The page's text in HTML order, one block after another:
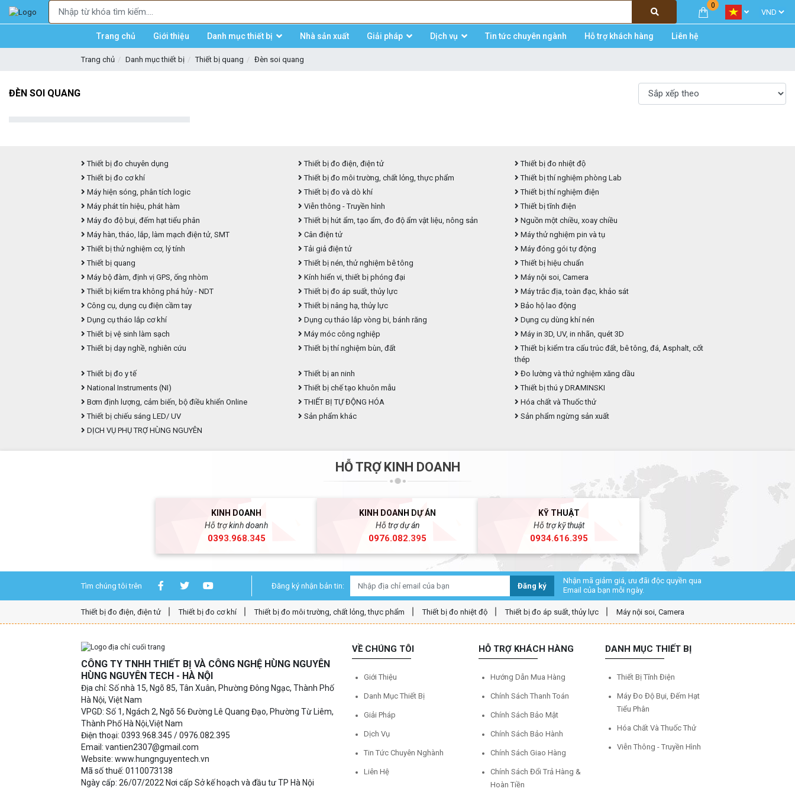
0
Trang chủ Giới thiệu Danh mục thiết bị Nhà sản xuất Giải pháp Dịch vụ Tin tức chuyên ngành Hỗ trợ khách hàng Liên hệ
Trang chủ Danh mục thiết bị Thiết bị quang Đèn soi quang
ĐÈN SOI QUANG
Thiết bị đo chuyên dụng Thiết bị đo điện, điện tử
Thiết bị đo nhiệt độ
Thiết bị đo cơ khí
Thiết bị đo môi trường, chất lỏng, thực phẩm
Thiết bị thí nghiệm phòng Lab
Máy hiện sóng, phân tích logic
Thiết bị đo và dò khí
Thiết bị thí nghiệm điện
Máy phát tín hiệu, phát hàm
Viễn thông - Truyền hình
Thiết bị tĩnh điện
Máy đo độ bụi, đếm hạt tiểu phân
Thiết bị hút ẩm, tạo ẩm, đo độ ẩm vật liệu, nông sản
Nguồn một chiều, xoay chiều
Máy hàn, tháo, lắp, làm mạch điện tử, SMT
Cân điện tử
Máy thử nghiệm pin và tụ
Thiết bị thử nghiệm cơ, lý tính
Tải giả điện tử
Máy đóng gói tự động
Thiết bị quang
Thiết bị nén, thử nghiệm bê tông
Thiết bị hiệu chuẩn
Máy bộ đàm, định vị GPS, ống nhòm
Kính hiển vi, thiết bị phóng đại
Máy nội soi, Camera
Thiết bị kiểm tra không phá hủy - NDT
Thiết bị đo áp suất, thủy lực
Máy trắc địa, toàn đạc, khảo sát
Công cụ, dụng cụ điện cầm tay
Thiết bị nâng hạ, thủy lực
Bảo hộ lao động
Dụng cụ tháo lắp cơ khí
Dụng cụ tháo lắp vòng bi, bánh răng
Dụng cụ dùng khí nén
Thiết bị vệ sinh làm sạch
Máy móc công nghiệp
Máy in 3D, UV, in nhãn, quét 3D
Thiết bị dạy nghề, nghiên cứu
Thiết bị thí nghiệm bùn, đất
Thiết bị kiểm tra cấu trúc đất, bê tông, đá, Asphalt, cốt
thép
Thiết bị đo y tế
Thiết bị an ninh
Đo lường và thử nghiệm xăng dầu
National Instruments (NI)
Thiết bị chế tạo khuôn mẫu
Thiết bị thú y DRAMINSKI
Bơm định lượng, cảm biến, bộ điều khiển Online
THIẾT BỊ TỰ ĐỘNG HÓA
Hóa chất và Thuốc thử
Thiết bị chiếu sáng LED/ UV
Sản phẩm khác
Sản phẩm ngừng sản xuất
DỊCH VỤ PHỤ TRỢ HÙNG NGUYÊN
HỖ TRỢ KINH DOANH
KINH DOANH
Hỗ trợ kinh doanh
0393.968.345
KINH DOANH DỰ ÁN
Hỗ trợ dự án
0976.082.395
KỸ THUẬT
Hỗ trợ kỹ thuật
0934.616.395
Tìm chúng tôi trên Đăng ký nhận bản tin: Đăng ký
Nhận mã giảm giá, ưu đãi độc quyền qua
Email của bạn mỗi ngày.
Thiết bị đo điện, điện tử Thiết bị đo cơ khí Thiết bị đo môi trường, chất lỏng, thực phẩm Thiết bị đo nhiệt độ Thiết bị đo áp suất, thủy lực Máy nội soi, Camera
CÔNG TY TNHH THIẾT BỊ VÀ CÔNG NGHỆ HÙNG NGUYÊN
HÙNG NGUYÊN TECH - HÀ NỘI
Địa chỉ: Số nhà 15, Ngõ 85, Tân Xuân, Phường Đông Ngạc, Thành Phố
Hà Nội, Việt Nam
VPGD: Số 1, Ngách 2, Ngõ 56 Đường Lê Quang Đạo, Phường Từ Liêm,
Thành Phố Hà Nội,Việt Nam
Điện thoại: 0393.968.345 / 0976.082.395
Email: vantien2307@gmail.com
Website: www.hungnguyentech.vn
Mã số thuế: 0110073138
Ngày cấp: 26/07/2022 Nơi cấp Sở kế hoạch và đầu tư TP Hà Nội
VỀ CHÚNG TÔI
Giới Thiệu
Danh Mục Thiết Bị
Giải Pháp
Dịch Vụ
Tin Tức Chuyên Nghành
Liên Hệ
HỖ TRỢ KHÁCH HÀNG
Hướng Dẫn Mua Hàng
Chính Sách Thanh Toán
Chính Sách Bảo Mật
Chính Sách Bảo Hành
Chính Sách Giao Hàng
Chính Sách Đổi Trả Hàng &
Hoàn Tiền
DANH MỤC THIẾT BỊ
Thiết Bị Tĩnh Điện
Máy Đo Độ Bụi, Đếm Hạt
Tiểu Phân
Hóa Chất Và Thuốc Thử
Viễn Thông - Truyền Hình